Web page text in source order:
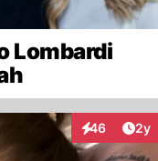
Lombardi
46
Interaktionen
2y